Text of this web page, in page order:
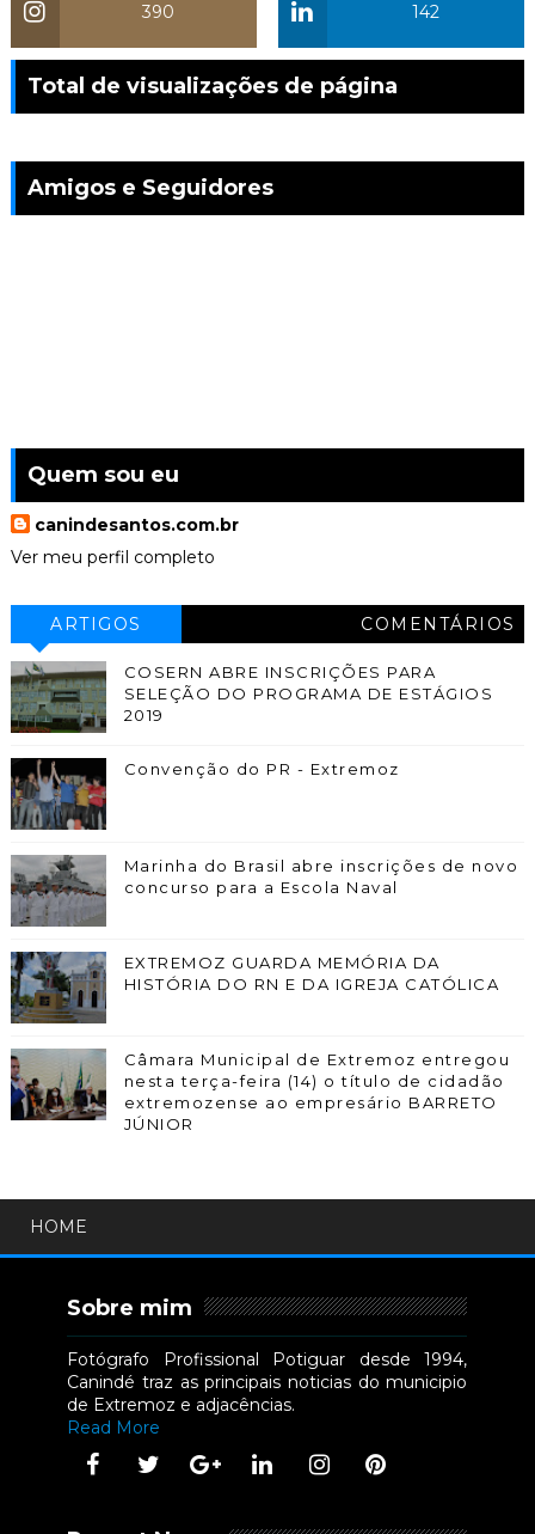
142
390
Total de visualizações de página
Amigos e Seguidores
Quem sou eu
canindesantos.com.br
Ver meu perfil completo
ARTIGOS COMENTÁRIOS
COSERN ABRE INSCRIÇÕES PARA
SELEÇÃO DO PROGRAMA DE ESTÁGIOS
2019
Convenção do PR - Extremoz
Marinha do Brasil abre inscrições de novo
concurso para a Escola Naval
EXTREMOZ GUARDA MEMÓRIA DA
HISTÓRIA DO RN E DA IGREJA CATÓLICA
Câmara Municipal de Extremoz entregou
nesta terça-feira (14) o título de cidadão
extremozense ao empresário BARRETO
JÚNIOR
HOME
Sobre mim
Fotógrafo Profissional Potiguar desde 1994,
Canindé traz as principais noticias do municipio
de Extremoz e adjacências.
Read More